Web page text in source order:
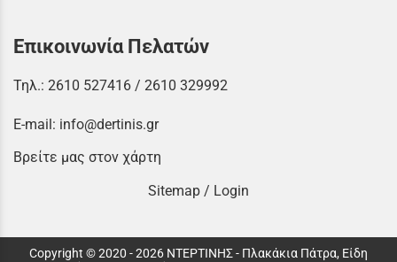
Επικοινωνία Πελατών
Τηλ.: 2610 527416 / 2610 329992
E-mail: info@dertinis.gr
Βρείτε μας στον χάρτη
Sitemap / Login
Copyright © 2020 - 2026 ΝΤΕΡΤΙΝΗΣ - Πλακάκια Πάτρα, Είδη